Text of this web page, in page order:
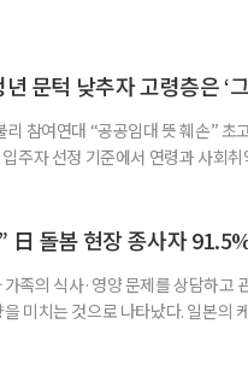
문턱 낮추자 고령층은 ‘
리 참여연대 “공공임대 뜻 훼손”
주자 선정 기준에서 연령과 사회취
택 155개 단지 3421세대의 입주
日 돌봄 현장 종사자
족의 식사·영양 문제를 상담하고
미치는 것으로 나타났다. 일본의